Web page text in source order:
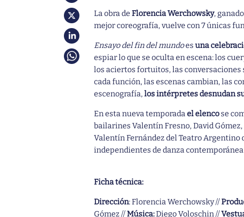
La obra de Florencia Werchowsky,
mejor coreografía, vuelve con 7 únicas
Ensayo del fin del mundoes una
espiar lo que se oculta en escena: los
los aciertos fortuitos, las conversaciones
cada función, las escenas cambian, las
escenografía, los intérpretes desnudan
En esta nueva temporadael elencose
bailarines Valentín Fresno, David
Valentín Fernández del Teatro Argentino
independientes de danza contemporánea
Ficha técnica:
Dirección: Florencia Werchowsky //
Gómez //Música:Diego Voloschin //